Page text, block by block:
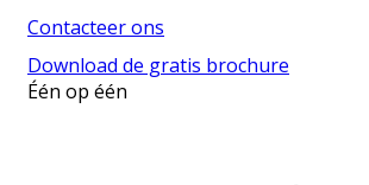
Contacteer ons
Download de gratis brochure
Één op één